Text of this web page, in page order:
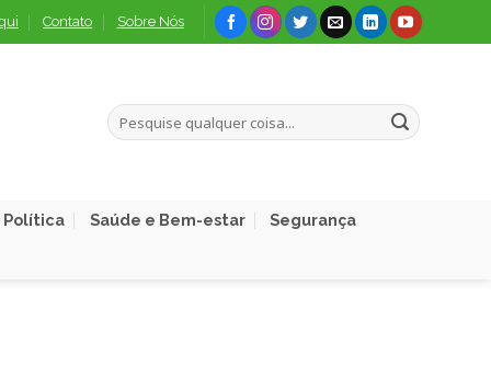
Contato Sobre Nós
Política Saúde e Bem-estar Segurança